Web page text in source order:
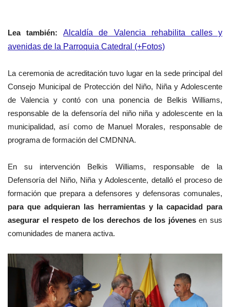
Leatambién:Alcaldía de Valencia rehabilita calles y
avenidas de la Parroquia Catedral (+Fotos)
La ceremonia de acreditación tuvo lugar en la sede principal del
Consejo Municipal de Protección del Niño, Niña y Adolescente
de Valencia y contó con una ponencia de Belkis Williams,
responsable de la defensoría del niño niña y adolescente en la
municipalidad, así como de Manuel Morales, responsable de
programa de formación del CMDNNA.
En su intervención Belkis Williams, responsable de la
Defensoría del Niño, Niña y Adolescente, detalló el proceso de
formación que prepara a defensores y defensoras comunales,
para que adquieran las herramientas y la capacidad para
asegurar el respeto de los derechos de los jóvenesen sus
comunidades de manera activa.